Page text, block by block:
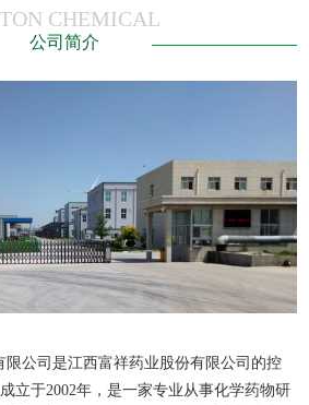
CHEMICAL
公司简介
公司是江西富祥药业股份有限公司的控
立于2002年，是一家专业从事化学药物研